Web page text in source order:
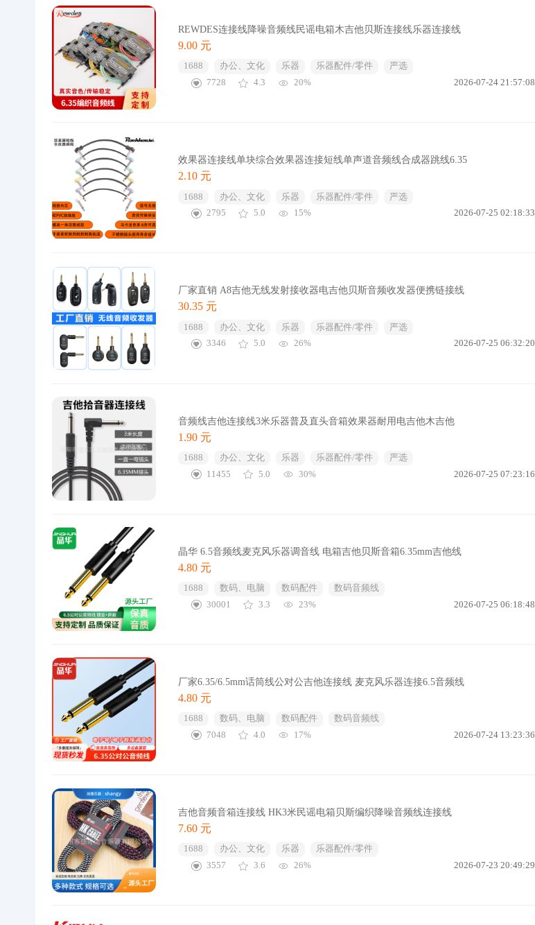
REWDES连接线降噪音频线民谣电箱木吉他贝斯连接线乐器连接线
9.00 元
1688 办公、文化 乐器 乐器配件/零件
严选
7728
4.3 20% 2026-07-24 21:57:08
效果器连接线单块综合效果器连接短线单声道音频线合成器跳线6.35
2.10 元
1688 办公、文化 乐器 乐器配件/零件
严选
2795
5.0 15% 2026-07-25 02:18:33
厂家直销 A8吉他无线发射接收器电吉他贝斯音频收发器便携链接线
30.35 元
1688 办公、文化 乐器 乐器配件/零件
严选
3346
5.0 26% 2026-07-25 06:32:20
音频线吉他连接线3米乐器普及直头音箱效果器耐用电吉他木吉他
1.90 元
1688 办公、文化 乐器 乐器配件/零件
严选
11455
5.0 30% 2026-07-25 07:23:16
晶华 6.5音频线麦克风乐器调音线 电箱吉他贝斯音箱6.35mm吉他线
4.80 元
1688 数码、电脑 数码配件
数码音频线
30001
3.3 23% 2026-07-25 06:18:48
厂家6.35/6.5mm话筒线公对公吉他连接线 麦克风乐器连接6.5音频线
4.80 元
1688 数码、电脑 数码配件
数码音频线
7048
4.0 17% 2026-07-24 13:23:36
吉他音频音箱连接线 HK3米民谣电箱贝斯编织降噪音频线连接线
7.60 元
1688 办公、文化 乐器
乐器配件/零件
3557
3.6 26% 2026-07-23 20:49:29